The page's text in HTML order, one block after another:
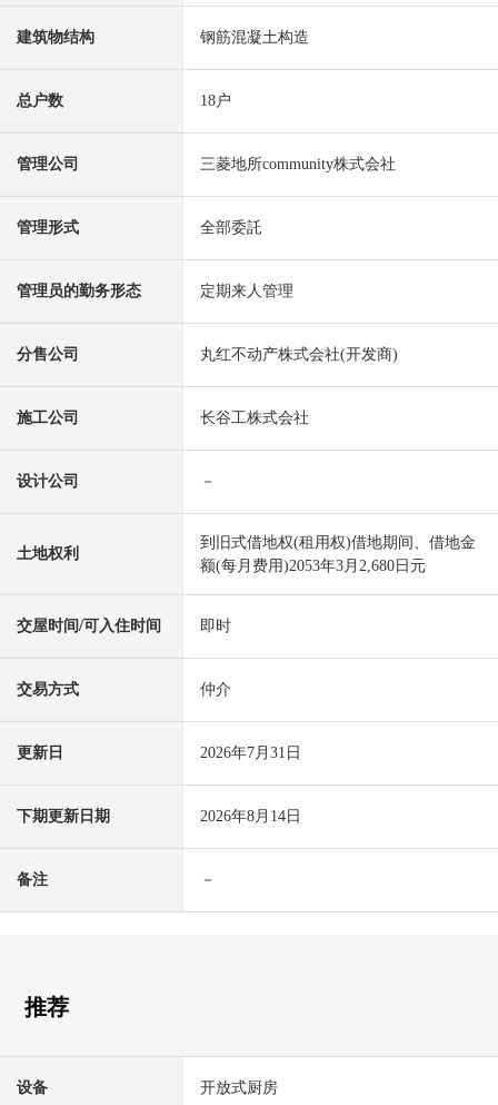
建筑物结构 钢筋混凝土构造
总户数 18户
管理公司 三菱地所community株式会社
管理形式 全部委託
管理员的勤务形态 定期来人管理
分售公司 丸红不动产株式会社(开发商)
施工公司 长谷工株式会社
设计公司 －
土地权利
到旧式借地权(租用权)借地期间、借地金
额(每月费用)2053年3月2,680日元
交屋时间/可入住时间 即时
交易方式 仲介
更新日 2026年7月31日
下期更新日期 2026年8月14日
备注 －
推荐
设备 开放式厨房